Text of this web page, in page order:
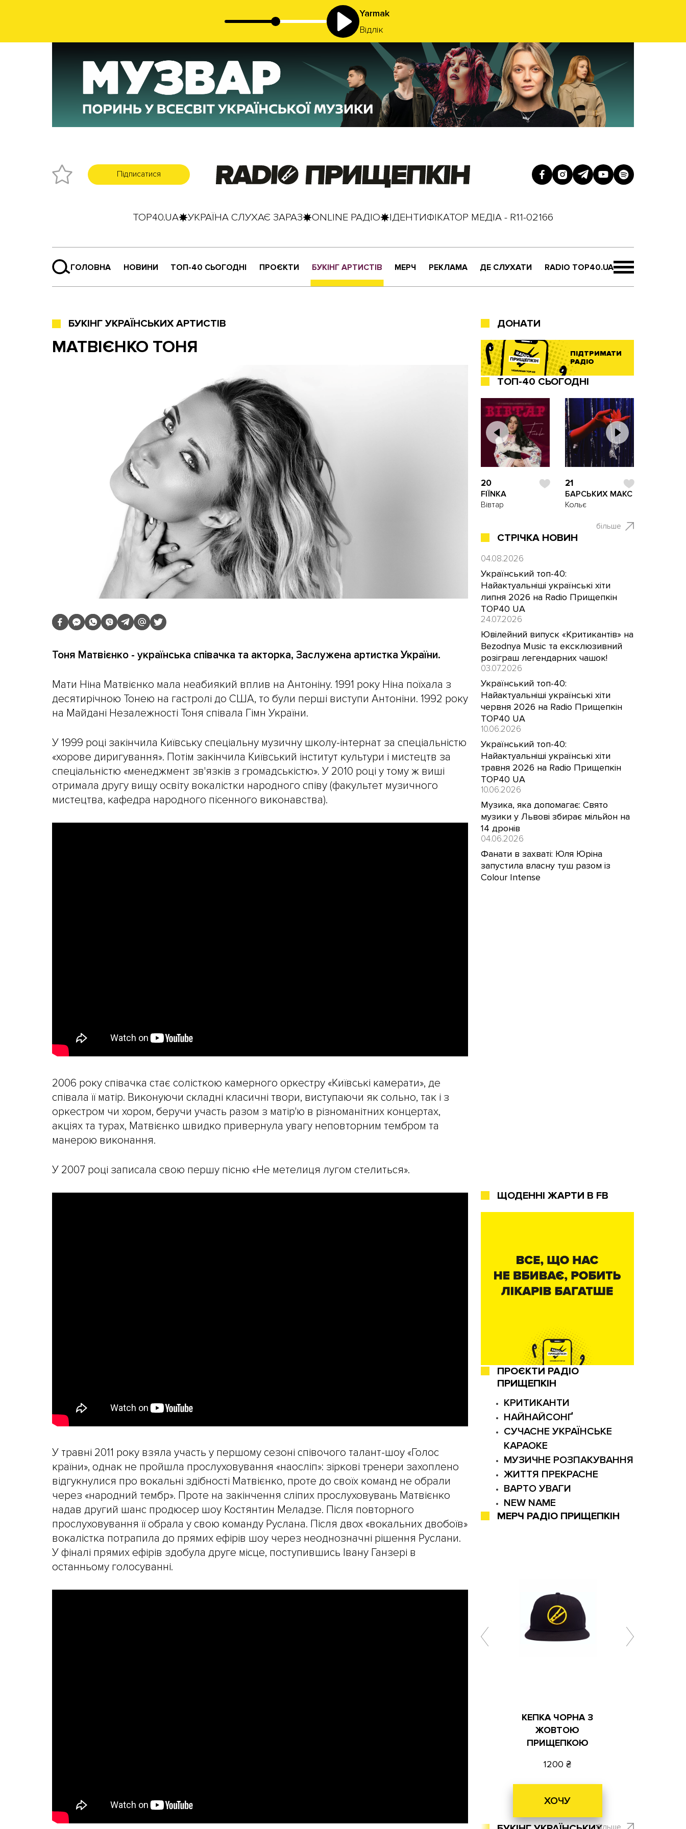
Yarmak
Відлік
Підписатися
TOP40.UA УКРАЇНА СЛУХАЄ ЗАРАЗ ONLINE РАДІО ІДЕНТИФІКАТОР МЕДІА - R11-02166
ГОЛОВНА НОВИНИ ТОП-40 СЬОГОДНІ ПРОЄКТИ
СУЧАСНЕ УКРАЇНСЬКЕ КАРАОКЕ
БУКІНГ АРТИСТІВ МЕРЧ РЕКЛАМА ДЕ СЛУХАТИ RADIO TOP40.UA
БУКІНГ УКРАЇНСЬКИХ АРТИСТІВ
МАТВІЄНКО ТОНЯ
Тоня Матвієнко - українська співачка та акторка, Заслужена артистка України.
Мати Ніна Матвієнко мала неабиякий вплив на Антоніну. 1991 року Ніна поїхала з
десятирічною Тонею на гастролі до США, то були перші виступи Антоніни. 1992 року
на Майдані Незалежності Тоня співала Гімн України.
У 1999 році закінчила Київську спеціальну музичну школу-інтернат за спеціальністю
«хорове диригування». Потім закінчила Київський інститут культури і мистецтв за
спеціальністю «менеджмент зв'язків з громадськістю». У 2010 році у тому ж виші
отримала другу вищу освіту вокалістки народного співу (факультет музичного
мистецтва, кафедра народного пісенного виконавства).
2006 року співачка стає солісткою камерного оркестру «Київські камерати», де
співала її матір. Виконуючи складні класичні твори, виступаючи як сольно, так і з
оркестром чи хором, беручи участь разом з матір'ю в різноманітних концертах,
акціях та турах, Матвієнко швидко привернула увагу неповторним тембром та
манерою виконання.
У 2007 році записала свою першу пісню «Не метелиця лугом стелиться».
У травні 2011 року взяла участь у першому сезоні співочого талант-шоу «Голос
країни», однак не пройшла прослуховування «наосліп»: зіркові тренери захоплено
відгукнулися про вокальні здібності Матвієнко, проте до своїх команд не обрали
через «народний тембр». Проте на закінчення сліпих прослуховувань Матвієнко
надав другий шанс продюсер шоу Костянтин Меладзе. Після повторного
прослуховування її обрала у свою команду Руслана. Після двох «вокальних двобоїв»
вокалістка потрапила до прямих ефірів шоу через неоднозначні рішення Руслани.
У фіналі прямих ефірів здобула друге місце, поступившись Івану Ганзері в
останньому голосуванні.
ДОНАТИ
ПІДТРИМАТИ
РАДІО
ТОП-40 СЬОГОДНІ
20
FIЇNKA
Вівтар
21
БАРСЬКИХ МАКС
Кольє
більше
СТРІЧКА НОВИН
04.08.2026
Український топ-40:
Найактуальніші українські хіти
липня 2026 на Radio Прищепкін
TOP40 UA
24.07.2026
Ювілейний випуск «Критикантів» на
Bezodnya Music та ексклюзивний
розіграш легендарних чашок!
03.07.2026
Український топ-40:
Найактуальніші українські хіти
червня 2026 на Radio Прищепкін
TOP40 UA
10.06.2026
Український топ-40:
Найактуальніші українські хіти
травня 2026 на Radio Прищепкін
TOP40 UA
10.06.2026
Музика, яка допомагає: Свято
музики у Львові збирає мільйон на
14 дронів
04.06.2026
Фанати в захваті: Юля Юріна
запустила власну туш разом із
Colour Intense
ЩОДЕННІ ЖАРТИ В FB
ПРОЄКТИ РАДІО
ПРИЩЕПКІН
КРИТИКАНТИ
НАЙНАЙСОНҐ
СУЧАСНЕ УКРАЇНСЬКЕ
КАРАОКЕ
МУЗИЧНЕ РОЗПАКУВАННЯ
ЖИТТЯ ПРЕКРАСНЕ
ВАРТО УВАГИ
NEW NAME
МЕРЧ РАДІО ПРИЩЕПКІН
КЕПКА ЧОРНА З
ЖОВТОЮ
ПРИЩЕПКОЮ
1200
ХОЧУ
більше